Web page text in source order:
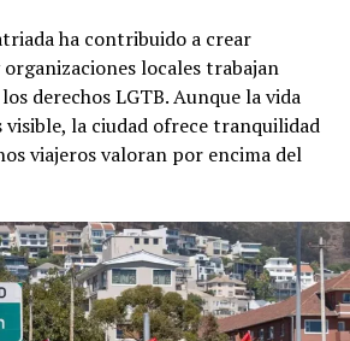
ha contribuido a crear
organizaciones locales trabajan
derechos LGTB. Aunque la vida
visible, la ciudad ofrece tranquilidad
viajeros valoran por encima del